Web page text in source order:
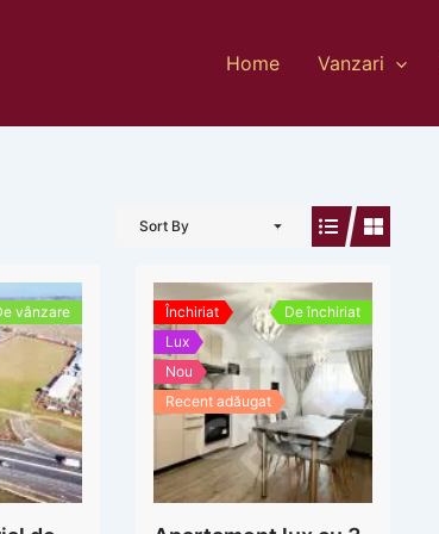
Home Vanzari
Sort By
vânzare
Închiriat
Lux
Nou
Recent adăugat
De închiriat